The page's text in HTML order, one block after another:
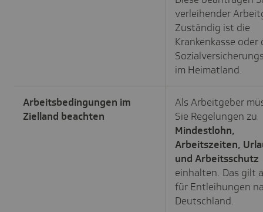
verleihender
Zuständig ist die
Krankenkasse oder
im Heimatland.
Arbeitsbedingungen im
Zielland beachten
Als Arbeitgeber
Sie Regelungen zu
Mindestlohn,
Arbeitszeiten,
und Arbeitsschutz
einhalten. Das gilt
für Entleihungen
Deutschland.